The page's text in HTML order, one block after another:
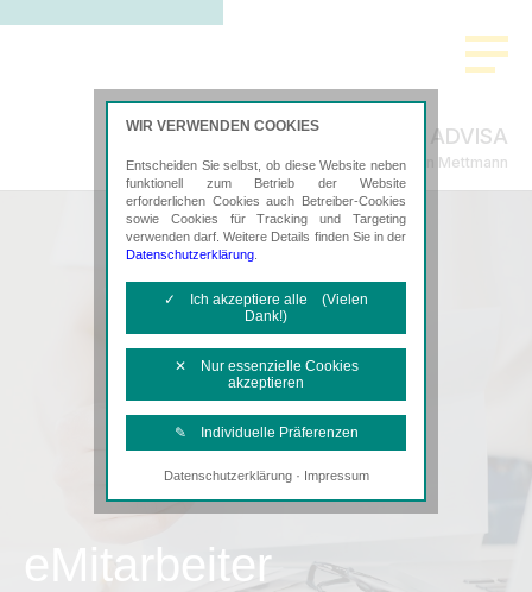
Strehlke & ADVISA
Steuerberatung in Mettmann
eMitarbeiter
WIR VERWENDEN COOKIES
Entscheiden Sie selbst, ob diese Website neben
funktionell zum Betrieb der Website
erforderlichen Cookies auch Betreiber-Cookies
sowie Cookies für Tracking und Targeting
verwenden darf. Weitere Details finden Sie in der
Datenschutzerklärung
✓ Ich akzeptiere alle (Vielen
Dank!)
✕ Nur essenzielle Cookies
akzeptieren
✎ Individuelle Präferenzen
Notwendige Cookies
Diese Cookies sind erforderlich, um die
Tracking- und Targeting-Cookies
Datenschutzerklärung· Impressum